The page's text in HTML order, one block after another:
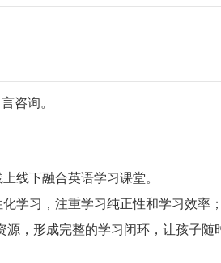
咨询。
线下融合英语学习课堂。
学习，注重学习纯正性和学习效率
，形成完整的学习闭环，让孩子随